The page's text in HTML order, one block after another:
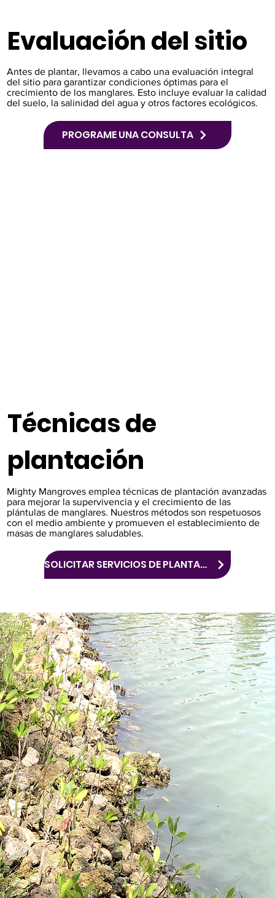
Evaluación del sitio
Antes de plantar, llevamos a cabo una evaluación integral
del sitio para garantizar condiciones óptimas para el
crecimiento de los manglares. Esto incluye evaluar la calidad
del suelo, la salinidad del agua y otros factores ecológicos.
PROGRAME UNA CONSULTA
Técnicas de
plantación
Mighty Mangroves emplea técnicas de plantación avanzadas
para mejorar la supervivencia y el crecimiento de las
plántulas de manglares. Nuestros métodos son respetuosos
con el medio ambiente y promueven el establecimiento de
masas de manglares saludables.
SOLICITAR SERVICIOS DE PLANTACIÓN